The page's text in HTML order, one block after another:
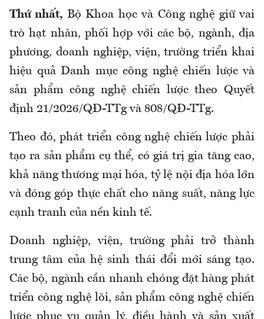
Thứ nhất, Bộ Khoa học và Công nghệ giữ vai
trò hạt nhân, phối hợp với các bộ, ngành, địa
phương, doanh nghiệp, viện, trường triển khai
hiệu quả Danh mục công nghệ chiến lược và
sản phẩm công nghệ chiến lược theo Quyết
định 21/2026/QĐ-TTg và 808/QĐ-TTg.
Theo đó, phát triển công nghệ chiến lược phải
tạo ra sản phẩm cụ thể, có giá trị gia tăng cao,
khả năng thương mại hóa, tỷ lệ nội địa hóa lớn
và đóng góp thực chất cho năng suất, năng lực
cạnh tranh của nền kinh tế.
Doanh nghiệp, viện, trường phải trở thành
trung tâm của hệ sinh thái đổi mới sáng tạo.
Các bộ, ngành cần nhanh chóng đặt hàng phát
triển công nghệ lõi, sản phẩm công nghệ chiến
lược phục vụ quản lý, điều hành và sản xuất